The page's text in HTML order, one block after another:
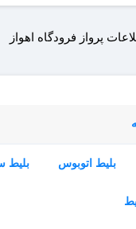
پرواز فرودگاه اهواز
بلیط اتوبوس بلیط